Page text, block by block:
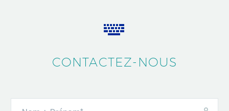


CONTACTEZ-NOUS